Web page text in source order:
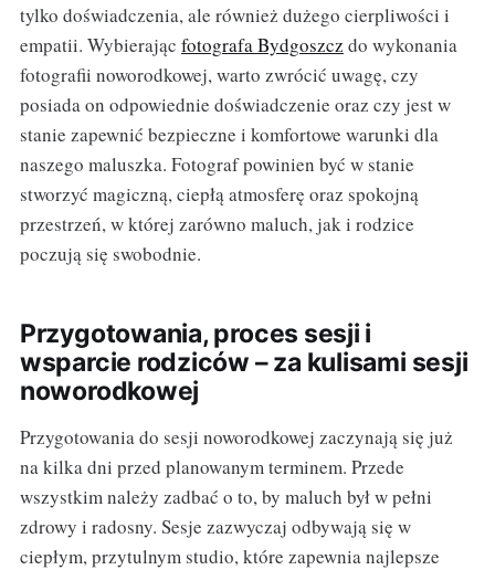
tylko doświadczenia, ale również dużego cierpliwości i
empatii. Wybierając fotografa Bydgoszcz do wykonania
fotografii noworodkowej, warto zwrócić uwagę, czy
posiada on odpowiednie doświadczenie oraz czy jest w
stanie zapewnić bezpieczne i komfortowe warunki dla
naszego maluszka. Fotograf powinien być w stanie
stworzyć magiczną, ciepłą atmosferę oraz spokojną
przestrzeń, w której zarówno maluch, jak i rodzice
poczują się swobodnie.
Przygotowania, proces sesji i
wsparcie rodziców – za kulisami sesji
noworodkowej
Przygotowania do sesji noworodkowej zaczynają się już
na kilka dni przed planowanym terminem. Przede
wszystkim należy zadbać o to, by maluch był w pełni
zdrowy i radosny. Sesje zazwyczaj odbywają się w
ciepłym, przytulnym studio, które zapewnia najlepsze